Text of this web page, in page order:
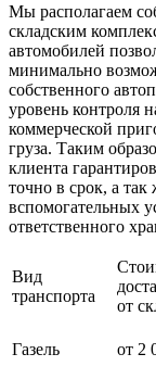
Мы располагаем
складским
автомобилей
минимально
собственного
уровень контроля
коммерческой
груза. Таким
клиента
точно в срок, а
вспомогательных
ответственного
Вид
транспорта
от
Газель от 2